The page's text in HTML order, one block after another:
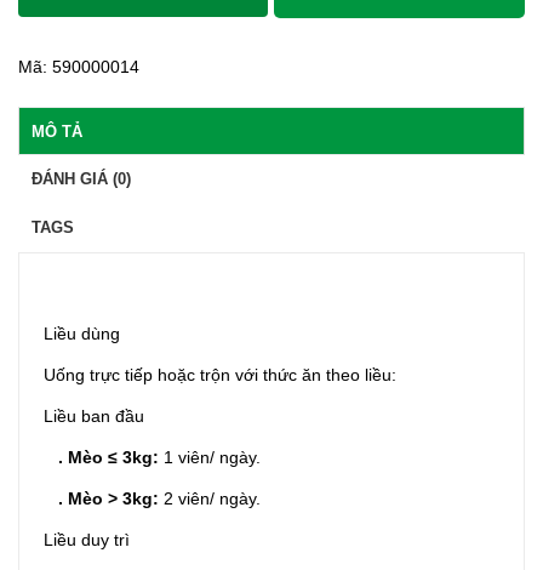
Mã: 590000014
MÔ TẢ
ĐÁNH GIÁ (0)
TAGS
Liều dùng
Uống trực tiếp hoặc trộn với thức ăn theo liều:
Liều ban đầu
. Mèo ≤ 3kg: 1 viên/ ngày.
. Mèo > 3kg: 2 viên/ ngày.
Liều duy trì